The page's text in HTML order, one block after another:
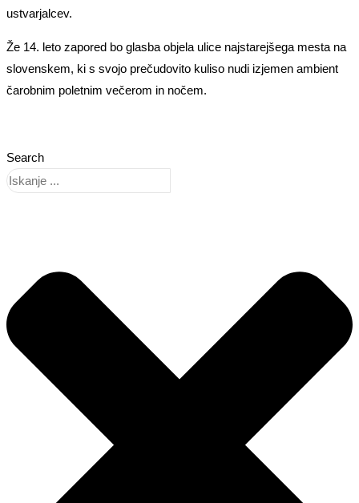
ustvarjalcev.
Že 14. leto zapored bo glasba objela ulice najstarejšega mesta na
slovenskem, ki s svojo prečudovito kuliso nudi izjemen ambient
čarobnim poletnim večerom in nočem.
Search